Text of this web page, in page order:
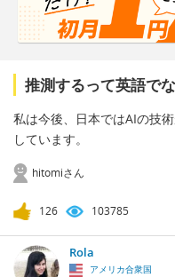
推測するって英語で
私は今後、日本ではAIの技
しています。
hitomiさん
126 103785
Rola
アメリカ合衆国